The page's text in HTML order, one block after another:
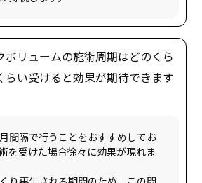
ボリュームの施術周期はどのくら
らい受けると効果が期待できます
間隔で行うことをおすすめしてお
を受けた場合徐々に効果が現れま